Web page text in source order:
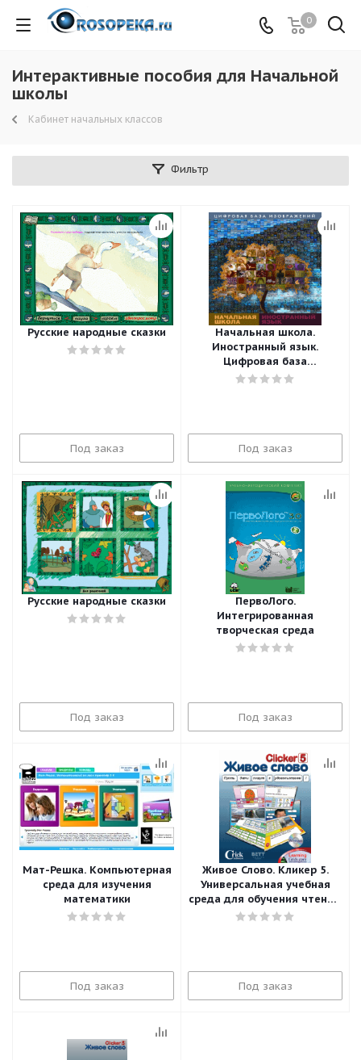
0
Интерактивные пособия для Начальной
школы
Кабинет начальных классов
Фильтр
Русские народные сказки
Под заказ
Начальная школа.
Иностранный язык.
Цифровая база
изображений
Под заказ
Русские народные сказки
Под заказ
ПервоЛого.
Интегрированная
творческая среда
Под заказ
Мат-Решка. Компьютерная
среда для изучения
математики
Под заказ
Живое Слово. Кликер 5.
Универсальная учебная
среда для обучения чтению
и письму
Под заказ